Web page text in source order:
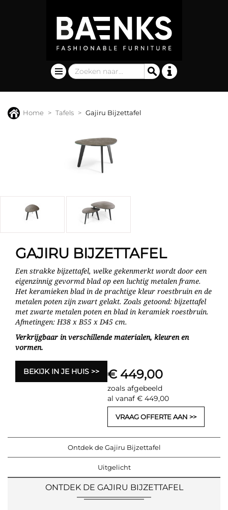
Home Tafels Gajiru Bijzettafel
GAJIRU BIJZETTAFEL
Een strakke bijzettafel, welke gekenmerkt wordt door een
eigenzinnig gevormd blad op een luchtig metalen frame.
Het keramieken blad in de prachtige kleur roestbruin en de
metalen poten zijn zwart gelakt. Zoals getoond: bijzettafel
met zwarte metalen poten en blad in keramiek roestbruin.
Afmetingen: H38 x B55 x D45 cm.
Verkrijgbaar in verschillende materialen, kleuren en
vormen.
BEKIJK IN JE HUIS € 449,00
zoals afgebeeld
al vanaf € 449,00
VRAAG OFFERTE AAN
Ontdek de Gajiru Bijzettafel
Uitgelicht
ONTDEK DE GAJIRU BIJZETTAFEL